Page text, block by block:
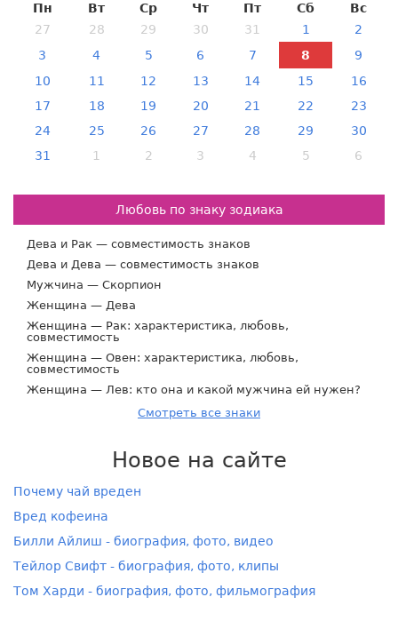
Пн Вт Ср Чт Пт Сб
Вс
27
28 29 30 31 1
2
3
4 5 6 7 8
9
10
11 12 13 14 15
16
17
18 19 20 21 22
23
24
25 26 27 28 29
30
31
1 2 3 4 5 6
Любовь по знаку зодиака
Дева и Рак — совместимость знаков
Дева и Дева — совместимость знаков
Мужчина — Скорпион
Женщина — Дева
Женщина — Рак: характеристика, любовь,
совместимость
Женщина — Овен: характеристика, любовь,
совместимость
Женщина — Лев: кто она и какой мужчина ей нужен?
Смотреть все знаки
Новое на сайте
Почему чай вреден
Вред кофеина
Билли Айлиш - биография, фото, видео
Тейлор Свифт - биография, фото, клипы
Том Харди - биография, фото, фильмография